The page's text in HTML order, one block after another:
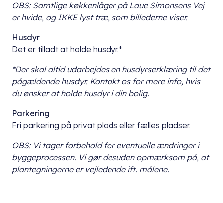
OBS: Samtlige køkkenlåger på Laue Simonsens Vej
er hvide, og IKKE lyst træ, som billederne viser.
Husdyr
Det er tilladt at holde husdyr.*
*Der skal altid udarbejdes en husdyrserklæring til det
pågældende husdyr. Kontakt os for mere info, hvis
du ønsker at holde husdyr i din bolig.
Parkering
Fri parkering på privat plads eller fælles pladser.
OBS: Vi tager forbehold for eventuelle ændringer i
byggeprocessen. Vi gør desuden opmærksom på, at
plantegningerne er vejledende ift. målene.